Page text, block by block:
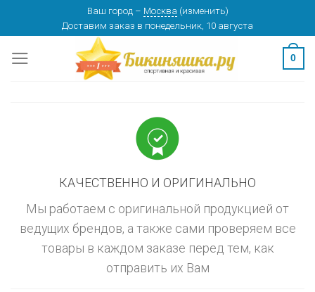
content
Ваш город – Москва (изменить)
Доставим заказ в понедельник, 10 августа
0
КАЧЕСТВЕННО И ОРИГИНАЛЬНО
Мы работаем с оригинальной продукцией от
ведущих брендов, а также сами проверяем все
товары в каждом заказе перед тем, как
отправить их Вам
изменить